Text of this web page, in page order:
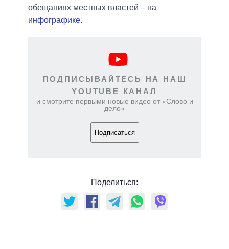
обещаниях местных властей – на
инфографике.
ПОДПИСЫВАЙТЕСЬ НА НАШ
YOUTUBE КАНАЛ
и смотрите первыми новые видео от «Слово и
дело»
Подписаться
Поделиться: